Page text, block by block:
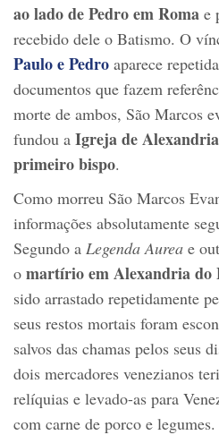
ao lado de Pedro em Roma e
recebido dele o Batismo. O
Paulo e Pedro aparece
documentos que fazem
morte de ambos, São Marcos
fundou a Igreja de Alexandria
primeiro bispo.
Como morreu São Marcos
informações absolutamente
Segundo a Legenda Aurea e
o martírio em Alexandria do
sido arrastado repetidamente
seus restos mortais foram
salvos das chamas pelos seus
dois mercadores venezianos
relíquias e levado-as para
com carne de porco e